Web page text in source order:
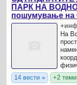
ПАРК НА ВОДНО
пошумување на
На
14 вести » +2